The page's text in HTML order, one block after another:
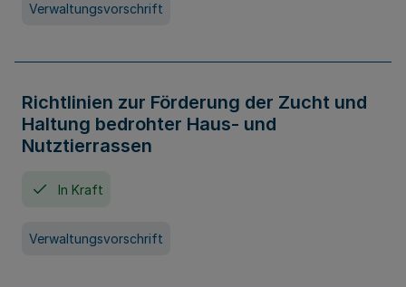
Verwaltungsvorschrift
Richtlinien zur Förderung der Zucht und
Haltung bedrohter Haus- und
Nutztierrassen
In Kraft
Verwaltungsvorschrift